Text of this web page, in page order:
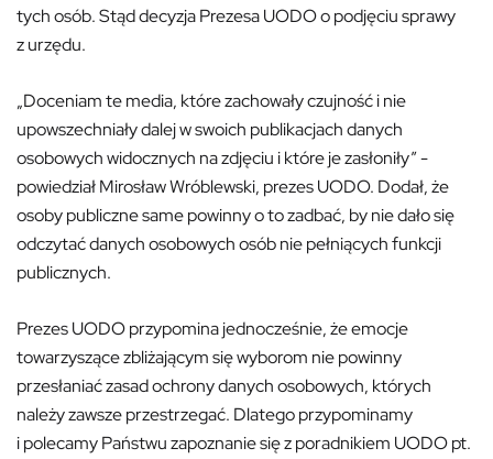
tych osób. Stąd decyzja Prezesa UODO o podjęciu sprawy
z urzędu.
„Doceniam te media, które zachowały czujność i nie
upowszechniały dalej w swoich publikacjach danych
osobowych widocznych na zdjęciu i które je zasłoniły” -
powiedział Mirosław Wróblewski, prezes UODO. Dodał, że
osoby publiczne same powinny o to zadbać, by nie dało się
odczytać danych osobowych osób nie pełniących funkcji
publicznych.
Prezes UODO przypomina jednocześnie, że emocje
towarzyszące zbliżającym się wyborom nie powinny
przesłaniać zasad ochrony danych osobowych, których
należy zawsze przestrzegać. Dlatego przypominamy
i polecamy Państwu zapoznanie się z poradnikiem UODO pt.